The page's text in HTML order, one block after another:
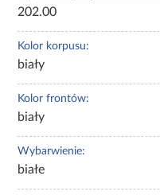
202.00
Kolor korpusu:
biały
Kolor frontów:
biały
Wybarwienie:
białe